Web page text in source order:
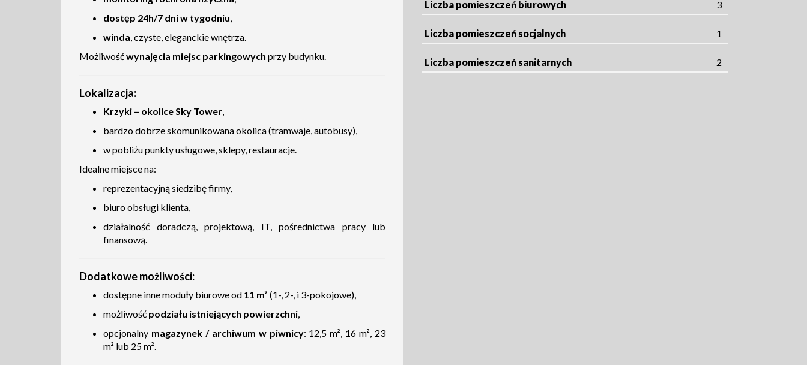
dostęp 24h/7 dni w tygodniu,
winda, czyste, eleganckie wnętrza.
Możliwośćwynajęcia miejsc parkingowych przy budynku.
Lokalizacja:
Krzyki – okolice Sky Tower,
bardzo dobrze skomunikowana okolica (tramwaje, autobusy),
w pobliżu punkty usługowe, sklepy, restauracje.
Idealne miejsce na:
reprezentacyjną siedzibę firmy,
biuro obsługi klienta,
działalność doradczą, projektową, IT, pośrednictwa pracy lub
finansową.
Dodatkowe możliwości:
dostępne inne moduły biurowe od 11 m² (1-, 2-, i 3-pokojowe),
możliwość podziału istniejących powierzchni,
opcjonalny magazynek / archiwum w piwnicy: 12,5 m², 16 m², 23
m² lub 25 m².
Liczba pomieszczeń biurowych 3
Liczba pomieszczeń socjalnych 1
Liczba pomieszczeń sanitarnych 2